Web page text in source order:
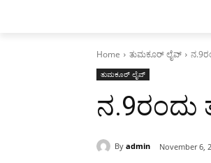
Home ತುಮಕೂರ್ ಲೈವ್
ತುಮಕೂರ್ ಲೈವ್
ನ.9ರಂದು
By admin November 6,